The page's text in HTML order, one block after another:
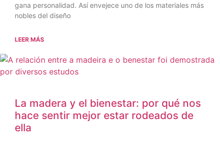
gana personalidad. Así envejece uno de los materiales más
nobles del diseño
LEER MÁS
La madera y el bienestar: por qué nos
hace sentir mejor estar rodeados de
ella